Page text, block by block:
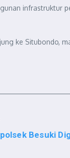
infrastruktur
ke Situbondo,
Besuki